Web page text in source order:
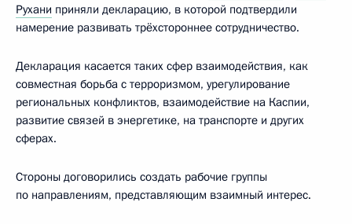
Рухани приняли декларацию, в которой подтвердили
намерение развивать трёхстороннее сотрудничество.
Декларация касается таких сфер взаимодействия, как
совместная борьба с терроризмом, урегулирование
региональных конфликтов, взаимодействие на Каспии,
развитие связей в энергетике, на транспорте и других
сферах.
Стороны договорились создать рабочие группы
по направлениям, представляющим взаимный интерес.